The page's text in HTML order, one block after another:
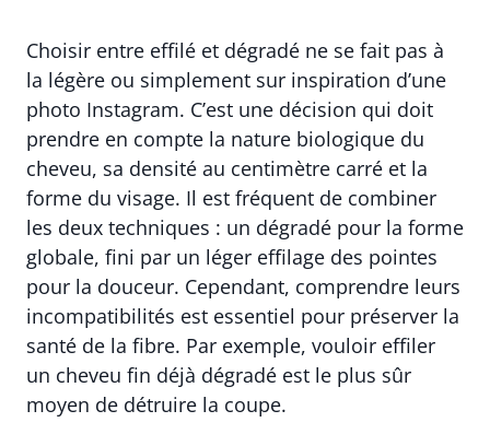
Choisir entre effilé et dégradé ne se fait pas à
la légère ou simplement sur inspiration d’une
photo Instagram. C’est une décision qui doit
prendre en compte la nature biologique du
cheveu, sa densité au centimètre carré et la
forme du visage. Il est fréquent de combiner
les deux techniques : un dégradé pour la forme
globale, fini par un léger effilage des pointes
pour la douceur. Cependant, comprendre leurs
incompatibilités est essentiel pour préserver la
santé de la fibre. Par exemple, vouloir effiler
un cheveu fin déjà dégradé est le plus sûr
moyen de détruire la coupe.